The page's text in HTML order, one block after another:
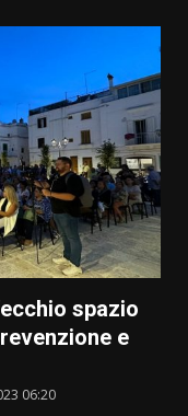
spazio
e
06:20